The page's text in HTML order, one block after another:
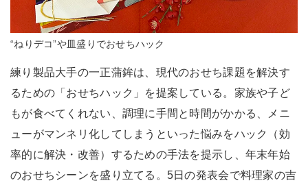
“ねりデコ”や皿盛りでおせちハック
練り製品大手の一正蒲鉾は、現代のおせち課題を解決す
るための「おせちハック」を提案している。家族や子ど
もが食べてくれない、調理に手間と時間がかかる、メニ
ューがマンネリ化してしまうといった悩みをハック（効
率的に解決・改善）するための手法を提示し、年末年始
のおせちシーンを盛り立てる。5日の発表会で料理家の吉